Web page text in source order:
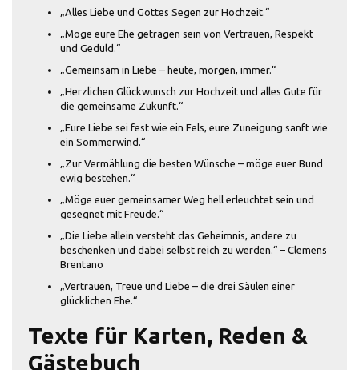
„Alles Liebe und Gottes Segen zur Hochzeit.“
„Möge eure Ehe getragen sein von Vertrauen, Respekt
und Geduld.“
„Gemeinsam in Liebe – heute, morgen, immer.“
„Herzlichen Glückwunsch zur Hochzeit und alles Gute für
die gemeinsame Zukunft.“
„Eure Liebe sei fest wie ein Fels, eure Zuneigung sanft wie
ein Sommerwind.“
„Zur Vermählung die besten Wünsche – möge euer Bund
ewig bestehen.“
„Möge euer gemeinsamer Weg hell erleuchtet sein und
gesegnet mit Freude.“
„Die Liebe allein versteht das Geheimnis, andere zu
beschenken und dabei selbst reich zu werden.“ – Clemens
Brentano
„Vertrauen, Treue und Liebe – die drei Säulen einer
glücklichen Ehe.“
Texte für Karten, Reden &
Gästebuch